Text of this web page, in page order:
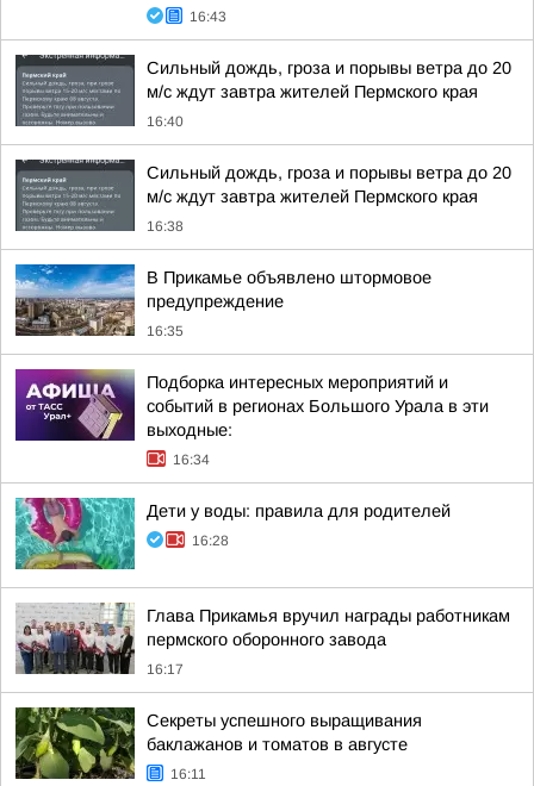
16:43
Сильный дождь, гроза и порывы ветра до 20
м/с ждут завтра жителей Пермского края
16:40
Сильный дождь, гроза и порывы ветра до 20
м/с ждут завтра жителей Пермского края
16:38
В Прикамье объявлено штормовое
предупреждение
16:35
Подборка интересных мероприятий и
событий в регионах Большого Урала в эти
выходные:
16:34
Дети у воды: правила для родителей
16:28
Глава Прикамья вручил награды работникам
пермского оборонного завода
16:17
Секреты успешного выращивания
баклажанов и томатов в августе
16:11